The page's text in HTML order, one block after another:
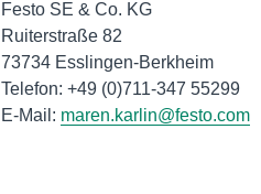
Festo SE & Co. KG
Ruiterstraße 82
73734 Esslingen-Berkheim
Telefon: +49 (0)711-347 55299
E-Mail: maren.karlin@festo.com